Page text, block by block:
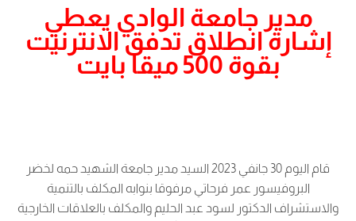
مدير جامعة الوادي يعطي
إشارة انطلاق تدفق الانترنيت
بقوة 500 ميقا بايت
قام اليوم 30 جانفي 2023 السيد مدير جامعة الشهيد حمه لخضر
البروفيسور عمر فرحاتي مرفوقا بنوابه المكلف بالتنمية
والاستشراف الدكتور لسود عبد الحليم والمكلف بالعلاقات الخارجية